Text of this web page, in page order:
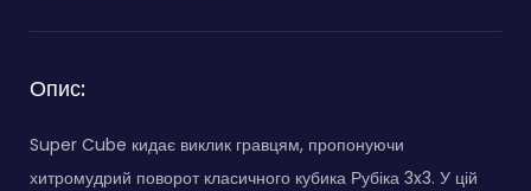
Опис:
Super Cube кидає виклик гравцям, пропонуючи
хитромудрий поворот класичного кубика Рубіка 3x3. У цій